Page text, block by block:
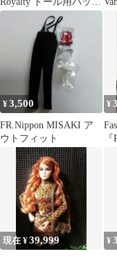
グ】ゴールドカラー
¥3,500
FR.Nippon MISAKI ア
ウトフィット
¥
現在 ¥39,999 ¥